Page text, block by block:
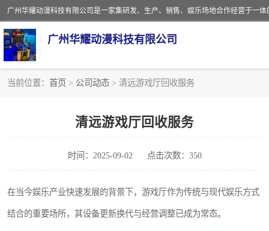
广州华耀动漫科技有限公司
当前位置： 首页 > 公司动态 > 清远游戏厅回收服务
清远游戏厅回收服务
时间：2025-09-02 点击次数：350
在当今娱乐产业快速发展的背景下，游戏厅作为传统与现代娱乐方式
结合的重要场所，其设备更新换代与经营调整已成为常态。
游戏厅回收